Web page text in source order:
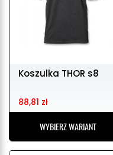
Koszulka THOR s8
88,81 zł
WYBIERZ WARIANT